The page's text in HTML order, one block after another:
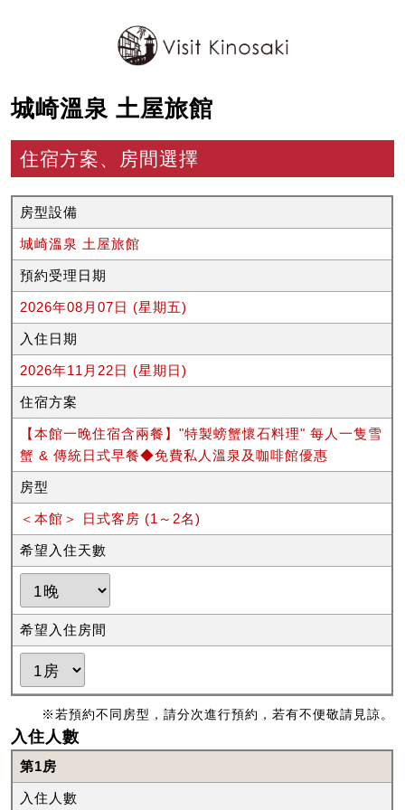
城崎溫泉 土屋旅館
住宿方案、房間選擇
房型設備
城崎溫泉 土屋旅館
預約受理日期
2026年08月07日 (星期五)
入住日期
2026年11月22日 (星期日)
住宿方案
【本館一晚住宿含兩餐】"特製螃蟹懷石料理" 每人一隻雪
蟹 & 傳統日式早餐◆免費私人溫泉及咖啡館優惠
房型
＜本館＞ 日式客房 (1～2名)
希望入住天數
希望入住房間
※若預約不同房型，請分次進行預約，若有不便敬請見諒。
入住人數
第1房
入住人數